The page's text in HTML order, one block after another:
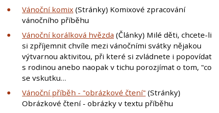
Vánoční komix (Stránky) Komixové zpracování
vánočního příběhu
Vánoční korálková hvězda (Články) Milé děti, chcete-li
si zpříjemnit chvíle mezi vánočními svátky nějakou
výtvarnou aktivitou, při které si zvládnete i popovídat
s rodinou anebo naopak v tichu porozjímat o tom, "co
se vskutku…
Vánoční příběh - "obrázkové čtení" (Stránky)
Obrázkové čtení - obrázky v textu příběhu